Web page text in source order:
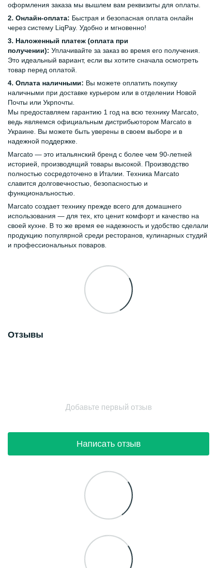
оформления заказа мы вышлем вам реквизиты для оплаты.
2. Онлайн-оплата: Быстрая и безопасная оплата онлайн
через систему LiqPay. Удобно и мгновенно!
3. Наложенный платеж (оплата при
получении): Уплачивайте за заказ во время его получения.
Это идеальный вариант, если вы хотите сначала осмотреть
товар перед оплатой.
4. Оплата наличными: Вы можете оплатить покупку
наличными при доставке курьером или в отделении Новой
Почты или Укрпочты.
Мы предоставляем гарантию 1 год на всю технику Marcato,
ведь являемся официальным дистрибьютором Marcato в
Украине. Вы можете быть уверены в своем выборе и в
надежной поддержке.
Marcato — это итальянский бренд с более чем 90-летней
историей, производящий товары высокой. Производство
полностью сосредоточено в Италии. Техника Marcato
славится долговечностью, безопасностью и
функциональностью.
Marcato создает технику прежде всего для домашнего
использования — для тех, кто ценит комфорт и качество на
своей кухне. В то же время ее надежность и удобство сделали
продукцию популярной среди ресторанов, кулинарных студий
и профессиональных поваров.
Отзывы
Добавьте первый отзыв
Написать отзыв